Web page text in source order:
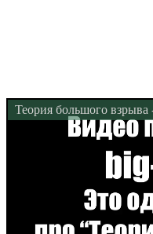
Теория большого взрыва